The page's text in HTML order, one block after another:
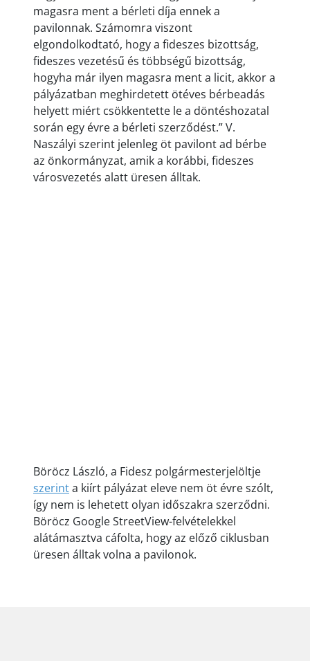
magasra ment a bérleti díja ennek a
pavilonnak. Számomra viszont
elgondolkodtató, hogy a fideszes bizottság,
fideszes vezetésű és többségű bizottság,
hogyha már ilyen magasra ment a licit, akkor a
pályázatban meghirdetett ötéves bérbeadás
helyett miért csökkentette le a döntéshozatal
során egy évre a bérleti szerződést.” V.
Naszályi szerint jelenleg öt pavilont ad bérbe
az önkormányzat, amik a korábbi, fideszes
városvezetés alatt üresen álltak.
Böröcz László, a Fidesz polgármesterjelöltje
szerinta kiírt pályázat eleve nem öt évre szólt,
így nem is lehetett olyan időszakra szerződni.
Böröcz Google StreetView-felvételekkel
alátámasztva cáfolta, hogy az előző ciklusban
üresen álltak volna a pavilonok.